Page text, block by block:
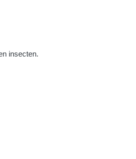
insecten.